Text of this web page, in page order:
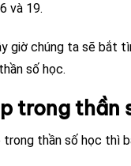
và 19.
giờ chúng ta sẽ bắt
số học.
trong thần
thần số học thì